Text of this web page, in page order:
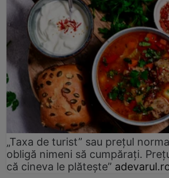
„Taxa de turist” sau prețul
obligă nimeni să cumpărați.
că cineva le plătește”